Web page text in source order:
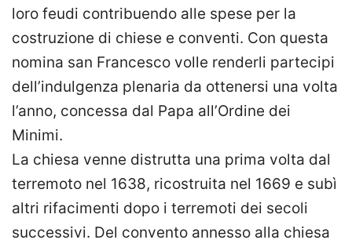
loro feudi contribuendo alle spese per la
costruzione di chiese e conventi. Con questa
nomina san Francesco volle renderli partecipi
dell’indulgenza plenaria da ottenersi una volta
l’anno, concessa dal Papa all’Ordine dei
Minimi.
La chiesa venne distrutta una prima volta dal
terremoto nel 1638, ricostruita nel 1669 e subì
altri rifacimenti dopo i terremoti dei secoli
successivi. Del convento annesso alla chiesa